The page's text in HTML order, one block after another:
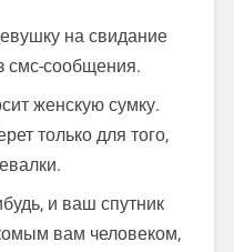
на свидание
смс-сообщения.
женскую сумку.
только для того,
и ваш спутник
вам человеком,